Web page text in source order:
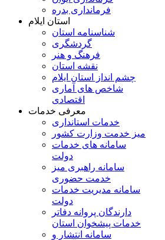
فرمانداری بدره
استان ایلام
شناسنامه استان
گردشگری
فرهنگ و هنر
نقشه استان
چشم انداز استان ایلام
شاخص های آماری
اقتصادی
معرفی خدمات
خدمات استانداری
میز خدمت وزارت کشور
سامانه های خدمات
دولت
سامانه راهبری میز
خدمت حضوری
سامانه مدیریت خدمات
دولت
دارندگان پروانه دفاتر
خدمات پیشخوان استان
سامانه انتشار و